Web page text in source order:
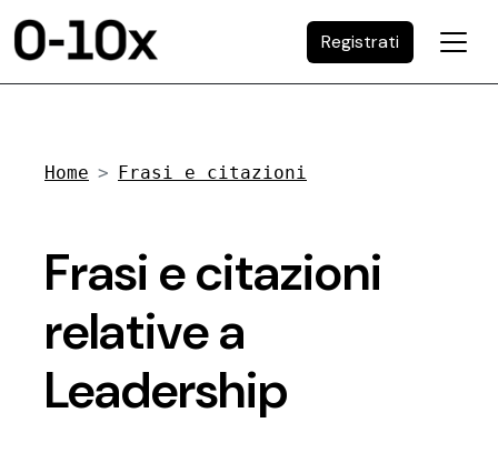
Registrati
Home Frasi e citazioni
Frasi e citazioni
relative a
Leadership